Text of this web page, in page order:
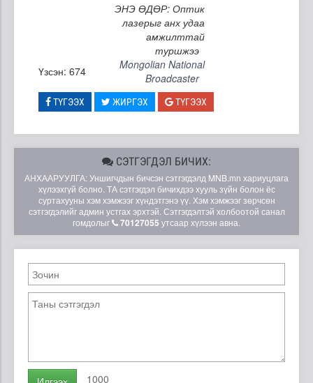
ЭНЭ ӨДӨР: Оптик
лазерыг анх удаа
амжилттай
туршжээ
Үзсэн: 674
Mongolian National
Broadcaster
ТҮГЭЭХ ЖИРГЭХ ТҮГЭЭХ
СЭТГЭГДЭЛ БИЧИХ:
АНХААРУУЛГА: Уншигчдын бичсэн сэтгэгдэлд MNB.mn хариуцлага
хүлээхгүй болно. ТА сэтгэгдэл бичихдээ хууль зүйн болон ёс
суртахууны хэм хэмжээг хүндэтгэнэ үү. Хэм хэмжээг зөрчсөн
сэтгэгдэлийг админ устгах эрхтэй. Сэтгэгдэлтэй холбоотой санал
гомдолыг
70127055 утсаар хүлээн авна.
1000